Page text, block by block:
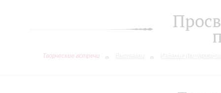
Творческие встречи